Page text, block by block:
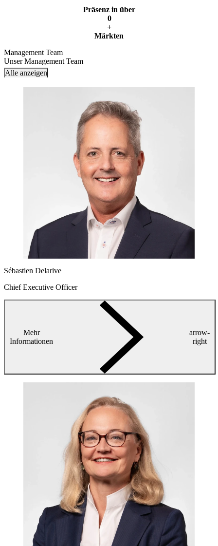
Präsenz in über
0
+
Märkten
Management Team
Unser Management Team
Alle anzeigen
Sébastien Delarive
Chief Executive Officer
Mehr
Informationen
arrow-
right